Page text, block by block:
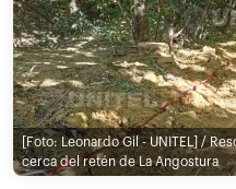
[Foto: Leonardo Gil - UNITEL] /
cerca del retén de La Angostura